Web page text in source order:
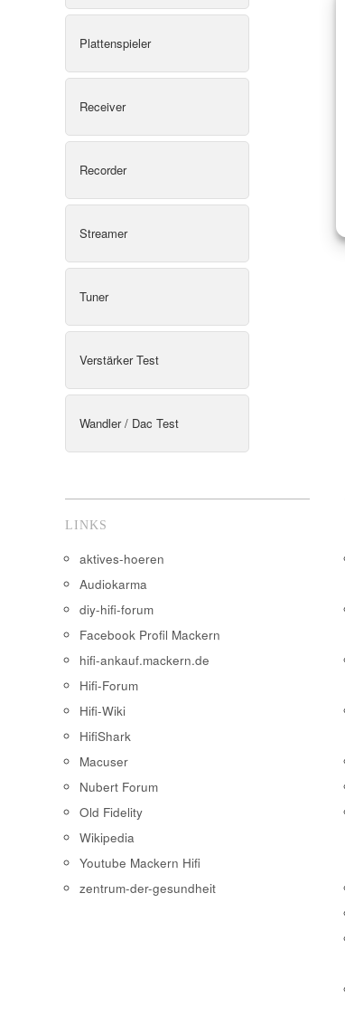
Plattenspieler
Receiver
Recorder
Streamer
Tuner
Verstärker Test
Wandler / Dac Test
LINKS
aktives-hoeren
Audiokarma
diy-hifi-forum
Facebook Profil Mackern
hifi-ankauf.mackern.de
Hifi-Forum
Hifi-Wiki
HifiShark
Macuser
Nubert Forum
Old Fidelity
Wikipedia
Youtube Mackern Hifi
zentrum-der-gesundheit